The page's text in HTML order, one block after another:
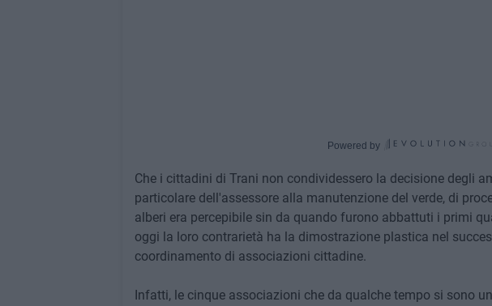
Powered by
Che i cittadini di Trani non condividessero la decisione degli
particolare dell'assessore alla manutenzione del verde, di
alberi era percepibile sin da quando furono abbattuti i primi
oggi la loro contrarietà ha la dimostrazione plastica nel
coordinamento di associazioni cittadine.
Infatti, le cinque associazioni che da qualche tempo si sono